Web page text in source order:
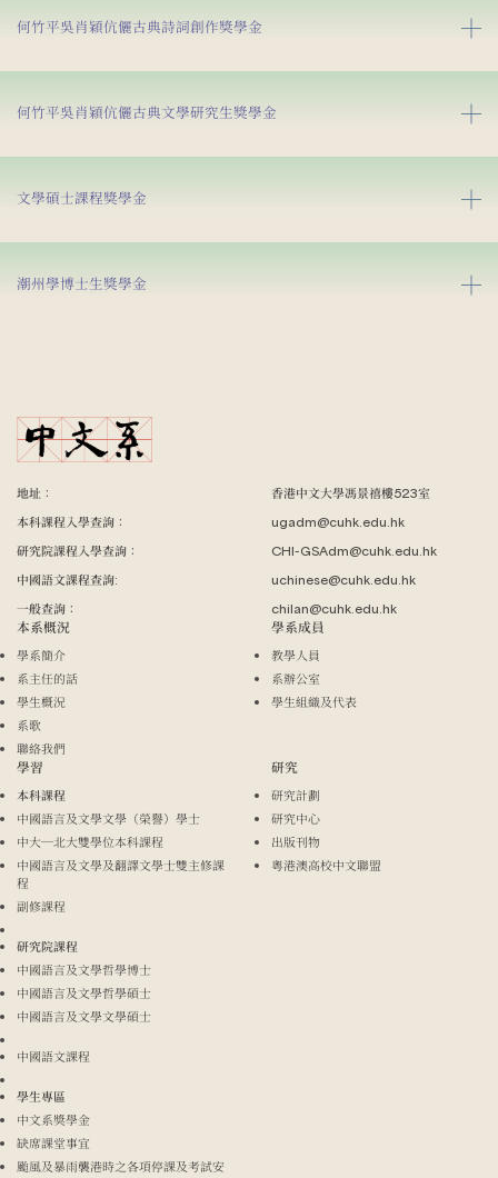
何竹平吳肖穎伉儷古典詩詞創作獎學金
何竹平吳肖穎伉儷古典文學研究生獎學金
文學碩士課程獎學金
潮州學博士生獎學金
地址：
香港中文大學馮景禧樓523室
本科課程入學查詢：
ugadm@cuhk.edu.hk
研究院課程入學查詢：
CHI-GSAdm@cuhk.edu.hk
中國語文課程查詢:
uchinese@cuhk.edu.hk
一般查詢：
chilan@cuhk.edu.hk
本系概況
學系簡介
系主任的話
學生概況
系歌
聯絡我們
學系成員
教學人員
系辦公室
學生組織及代表
學習
本科課程
中國語言及文學文學（榮譽）學士
中大─北大雙學位本科課程
中國語言及文學及翻譯文學士雙主修課
程
副修課程
研究院課程
中國語言及文學哲學博士
中國語言及文學哲學碩士
中國語言及文學文學碩士
中國語文課程
學生專區
中文系獎學金
缺席課堂事宜
颱風及暴雨襲港時之各項停課及考試安
研究
研究計劃
研究中心
出版刊物
粵港澳高校中文聯盟